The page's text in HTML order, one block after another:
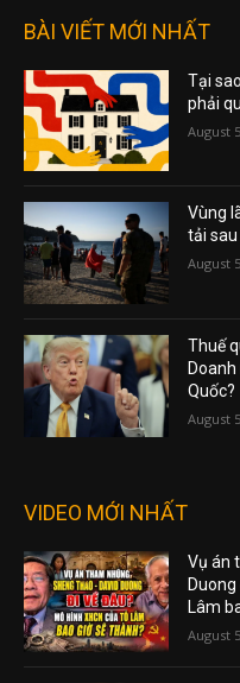
BÀI VIẾT MỚI NHẤT
Tại
phải
August
Vùng
tải
August
Thuế
Quốc?
August
VIDEO MỚI NHẤT
Vụ án
Lâm
August